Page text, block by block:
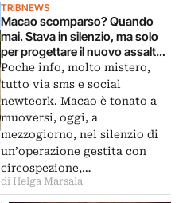
TRIBNEWS
Macao scomparso? Quando
mai. Stava in silenzio, ma solo
per progettare il nuovo assalto
frontale. Oggi l’ingresso all’Ex
Seminatore di Viale Eginardo
Poche info, molto mistero,
tutto via sms e social
newteork. Macao è tonato a
muoversi, oggi, a
mezzogiorno, nel silenzio di
un’operazione gestita con
circospezione,…
di Helga Marsala